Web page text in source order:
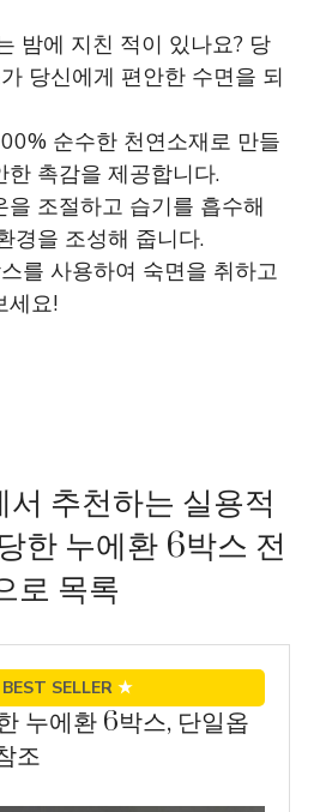
밤에 지친 적이 있나요? 당
당신에게 편안한 수면을 되
순수한 천연소재로 만들
촉감을 제공합니다.
을 조절하고 습기를 흡수해
경을 조성해 줍니다.
를 사용하여 숙면을 취하고
세요!
추천하는 실용적
한 누에환 6박스 전
로 목록
BEST SELLER ★
누에환 6박스, 단일옵
조